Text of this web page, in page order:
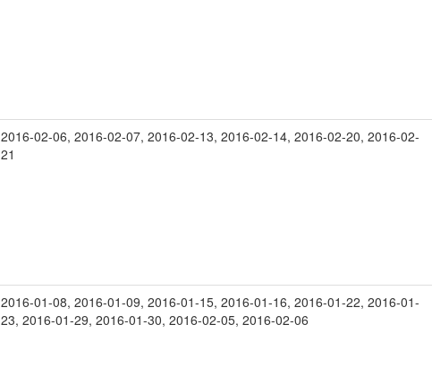
2016-02-06, 2016-02-07, 2016-02-13, 2016-02-14, 2016-02-20, 2016-02-
21
2016-01-08, 2016-01-09, 2016-01-15, 2016-01-16, 2016-01-22, 2016-01-
23, 2016-01-29, 2016-01-30, 2016-02-05, 2016-02-06